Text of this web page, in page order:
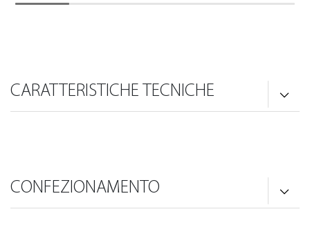
CARATTERISTICHE TECNICHE
CONFEZIONAMENTO